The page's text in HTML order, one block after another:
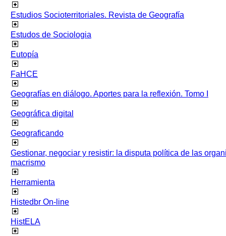
Estudios Socioterritoriales. Revista de Geografía
Estudos de Sociologia
Eutopía
FaHCE
Geografías en diálogo. Aportes para la reflexión. Tomo I
Geográfica digital
Geograficando
Gestionar, negociar y resistir: la disputa política de las
macrismo
Herramienta
Histedbr On-line
HistELA